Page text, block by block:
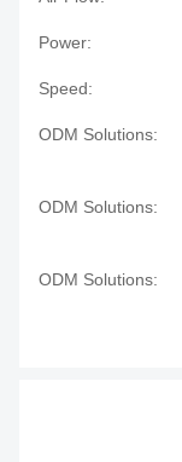
Power:
Speed:
ODM Solutions:
ODM Solutions:
ODM Solutions: